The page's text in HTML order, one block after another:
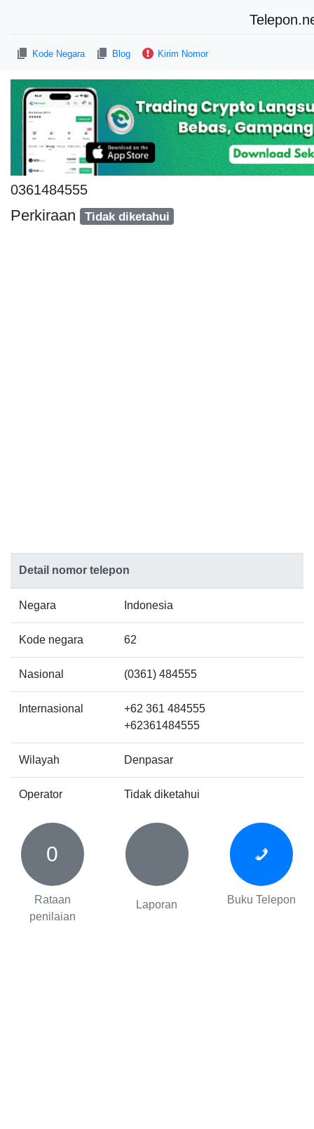
Kode Negara Blog Kirim Nomor
0361484555
Perkiraan Tidak diketahui
Detail nomor telepon
Negara Indonesia
Kode negara 62
Nasional (0361) 484555
Internasional
+62 361 484555
+62361484555
Wilayah Denpasar
Operator Tidak diketahui
0
Rataan
penilaian
Laporan Buku Telepon